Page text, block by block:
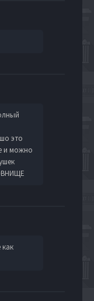
это
и можно